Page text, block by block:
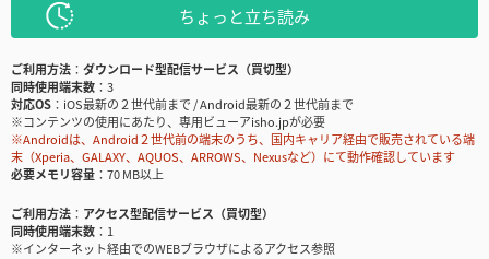
ちょっと立ち読み
ご利用方法
ダウンロード型配信サービス（買切型）
同時使用端末数
3
対応OS
iOS最新の２世代前まで / Android最新の２世代前まで
※コンテンツの使用にあたり、専用ビューアisho.jpが必要
※Androidは、Android２世代前の端末のうち、国内キャリア経由で販売されている端
末（Xperia、GALAXY、AQUOS、ARROWS、Nexusなど）にて動作確認しています
必要メモリ容量
70 MB以上
ご利用方法
アクセス型配信サービス（買切型）
同時使用端末数
1
※インターネット経由でのWEBブラウザによるアクセス参照